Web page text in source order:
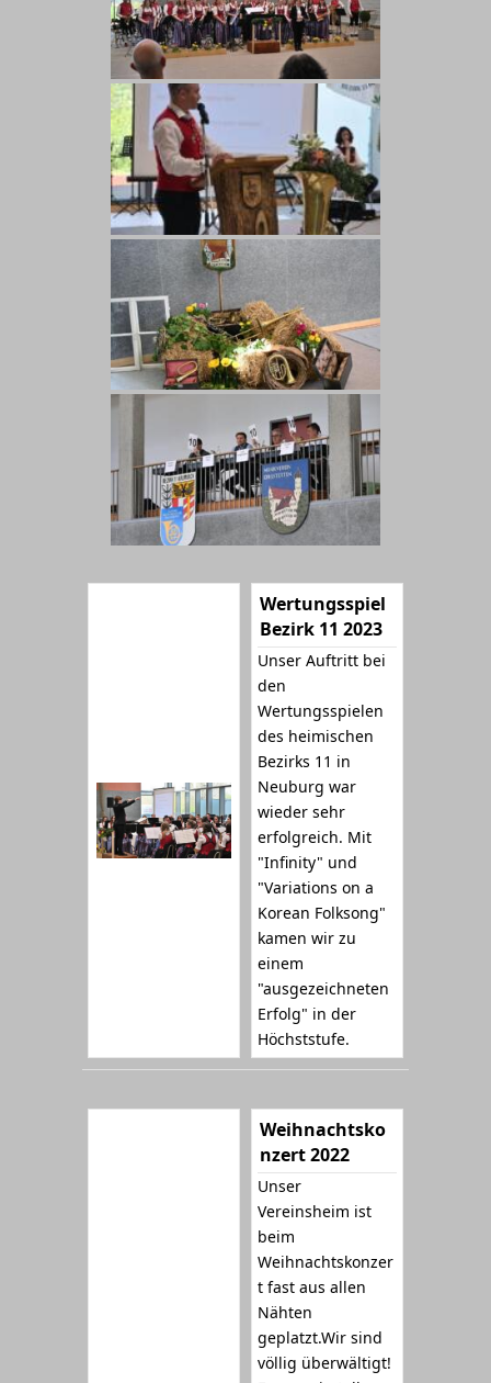
Wertungsspiel
Bezirk 11 2023
Unser Auftritt bei
den
Wertungsspielen
des heimischen
Bezirks 11 in
Neuburg war
wieder sehr
erfolgreich. Mit
"Infinity" und
"Variations on a
Korean Folksong"
kamen wir zu
einem
"ausgezeichneten
Erfolg" in der
Höchststufe.
Weihnachtsko
nzert 2022
Unser
Vereinsheim ist
beim
Weihnachtskonzer
t fast aus allen
Nähten
geplatzt.Wir sind
völlig überwältigt!